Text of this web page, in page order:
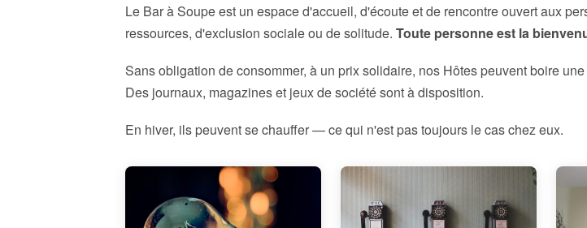
Le Bar à Soupe est un espace d'accueil, d'écoute et de rencontre ouvert aux
ressources, d'exclusion sociale ou de solitude. Toute personne est la
Sans obligation de consommer, à un prix solidaire, nos Hôtes peuvent boire
Des journaux, magazines et jeux de société sont à disposition.
En hiver, ils peuvent se chauffer — ce qui n'est pas toujours le cas chez eux.